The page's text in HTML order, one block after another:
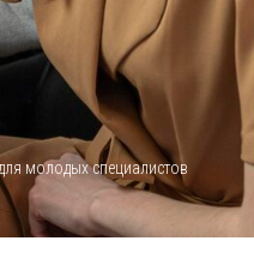
молодых специалистов